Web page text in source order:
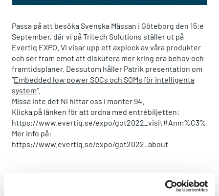
Passa på att besöka Svenska Mässan i Göteborg den 15:e
September, där vi på Tritech Solutions ställer ut på
Evertiq EXPO. Vi visar upp ett axplock av våra produkter
och ser fram emot att diskutera mer kring era behov och
framtidsplaner. Dessutom håller Patrik presentation om
”Embedded low power SOCs och SOMs för intelligenta
system”.
Missa inte det Ni hittar oss i monter 94.
Klicka på länken för att ordna med entrébiljetten:
https://www.evertiq.se/expo/
Mer info på:
https://www.evertiq.se/expo/got2022_about
Dela:Whatsapp
Facebook
Twitter
Email